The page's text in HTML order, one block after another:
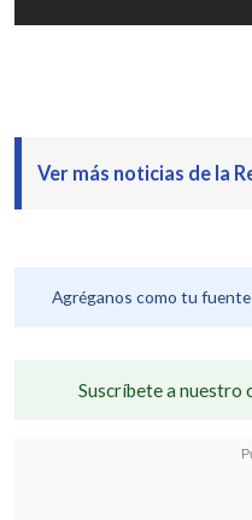
Ver más noticias de la
Agréganos como tu
Suscríbete a nuestro